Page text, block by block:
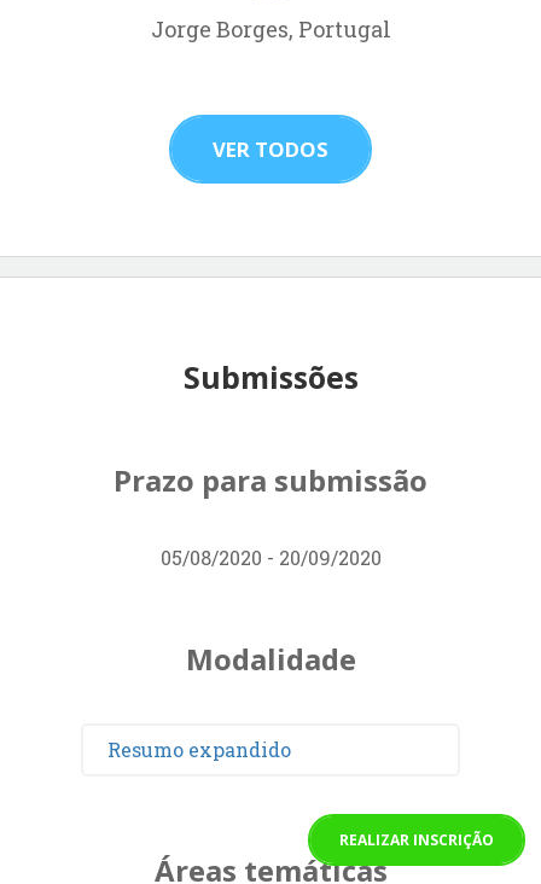
Jorge Borges, Portugal
VER TODOS
Submissões
Prazo para submissão
05/08/2020 - 20/09/2020
Modalidade
Resumo expandido
Áreas temáticas
REALIZAR INSCRIÇÃO